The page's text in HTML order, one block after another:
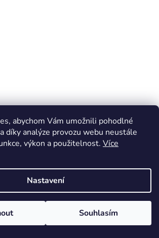
abychom Vám umožnili pohodlné
díky analýze provozu webu neustále
výkon a použitelnost. Více
Nastavení
Souhlasím